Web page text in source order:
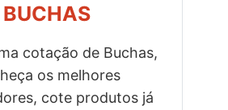
BUCHAS
cotação de Buchas,
os melhores
cote produtos já